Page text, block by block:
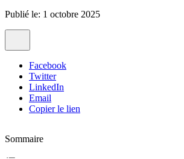
Publié le: 1 octobre 2025
Facebook
Twitter
LinkedIn
Email
Copier le lien
Sommaire